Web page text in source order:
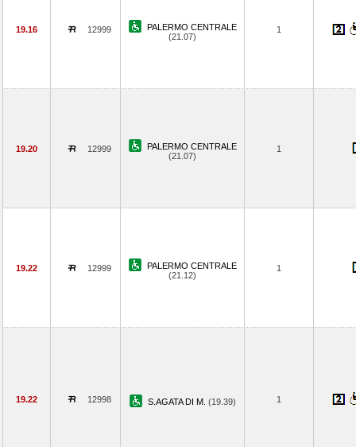
19.16 12999
PALERMO CENTRALE
(21.07)
1
19.20 12999
PALERMO CENTRALE
(21.07)
1
19.22 12999
PALERMO CENTRALE
(21.12)
1
19.22 12998 S.AGATA DI M. (19.39) 1